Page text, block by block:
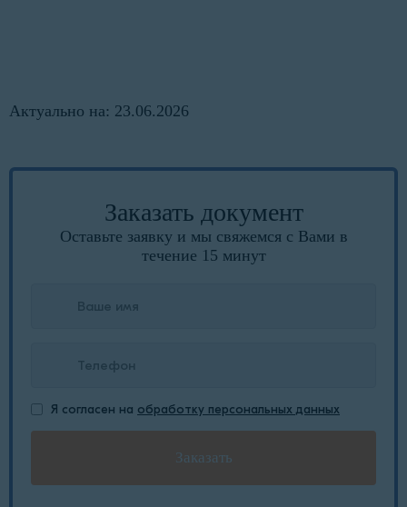
Актуально на: 23.06.2026
Заказать документ
Оставьте заявку и мы свяжемся с Вами в
течение 15 минут
Я согласен на обработку персональных данных